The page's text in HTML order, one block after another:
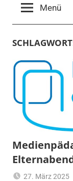
Menü
27. März 2025